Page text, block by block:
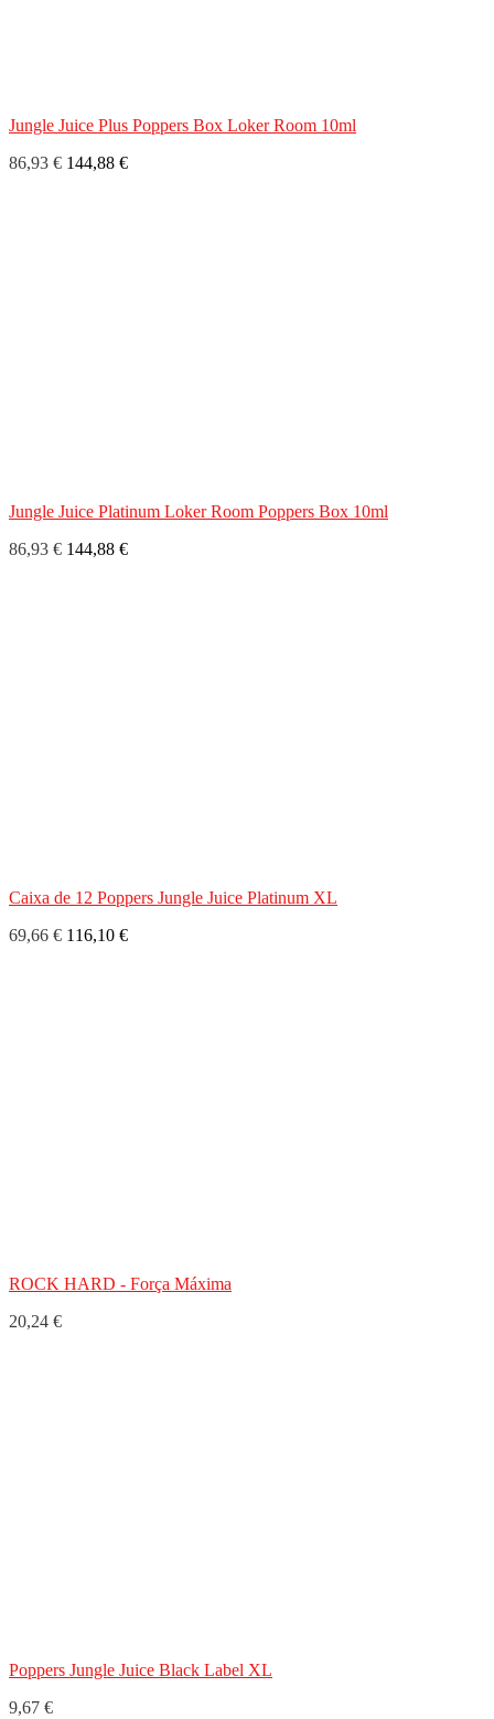
Jungle Juice Plus Poppers Box Loker Room 10ml
86,93 € 144,88 €
Jungle Juice Platinum Loker Room Poppers Box 10ml
86,93 € 144,88 €
Caixa de 12 Poppers Jungle Juice Platinum XL
69,66 € 116,10 €
ROCK HARD - Força Máxima
20,24 €
Poppers Jungle Juice Black Label XL
9,67 €